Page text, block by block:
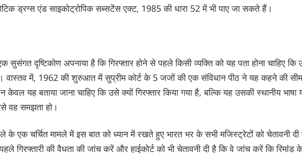
ड्रग्स एंड साइकोट्रोपिक सब्सटेंस एक्ट, 1985 की धारा 52 में भी पाए जा सकते हैं।
सुसंगत दृष्टिकोण अपनाया है कि गिरफ्तार होने से पहले किसी व्यक्ति को यह पता होना चाहिए कि
है। वास्तव में, 1962 की शुरुआत में सुप्रीम कोर्ट के 5 जजों की एक संविधान पीठ ने यह कहने की
यह बताया जाना चाहिए कि उसे क्यों गिरफ्तार किया गया है, बल्कि यह उसकी स्थानीय भाषा
वह समझता हो।
के एक चर्चित मामले में इस बात को ध्यान में रखते हुए भारत भर के सभी मजिस्ट्रेटों को चेतावनी दी
गिरफ्तारी की वैधता की जांच करें और हाईकोर्ट को भी चेतावनी दी है कि वे जांच करें कि रिमांड